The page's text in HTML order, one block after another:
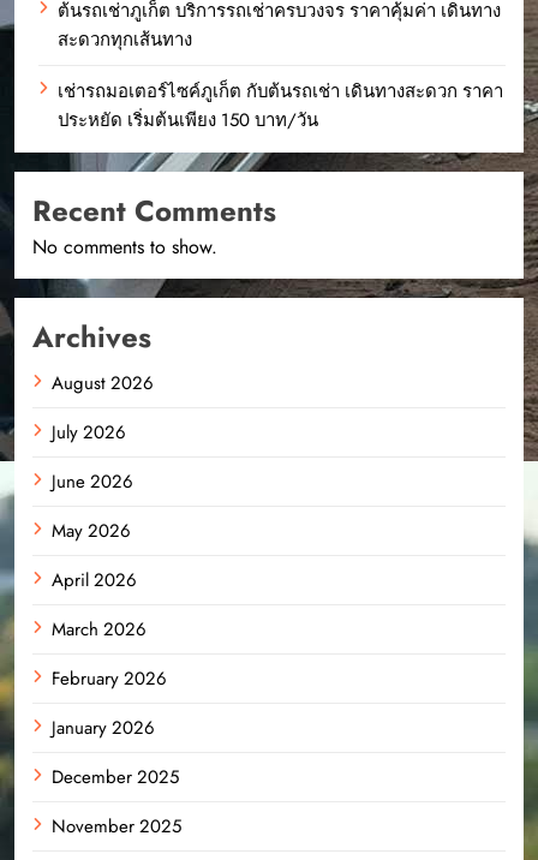
ต้นรถเช่าภูเก็ต บริการรถเช่าครบวงจร ราคาคุ้มค่า เดินทาง
สะดวกทุกเส้นทาง
เช่ารถมอเตอร์ไซค์ภูเก็ต กับต้นรถเช่า เดินทางสะดวก ราคา
ประหยัด เริ่มต้นเพียง 150 บาท/วัน
Recent Comments
No comments to show.
Archives
August 2026
July 2026
June 2026
May 2026
April 2026
March 2026
February 2026
January 2026
December 2025
November 2025